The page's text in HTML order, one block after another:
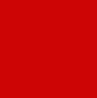
引211